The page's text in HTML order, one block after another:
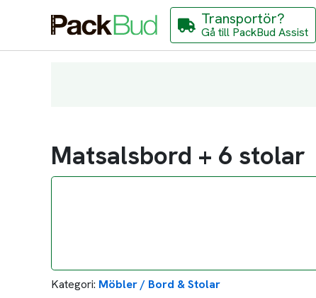
Transportör?
Gå till PackBud Assist
Matsalsbord + 6 stolar
Kategori: Möbler / Bord & Stolar